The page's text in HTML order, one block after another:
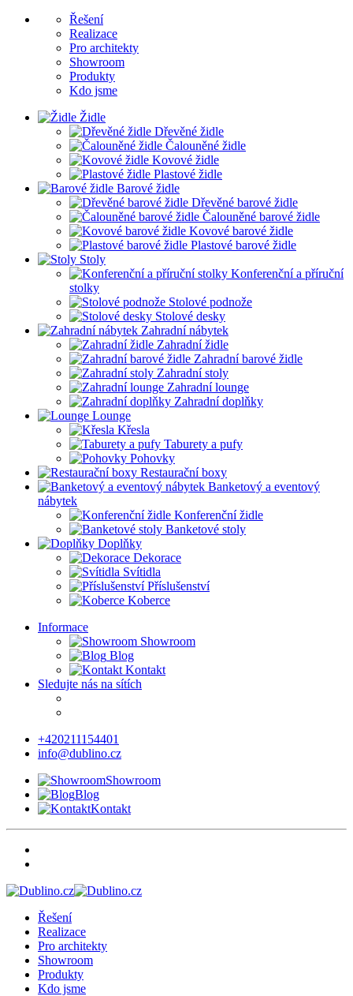
Řešení
Realizace
Pro architekty
Showroom
Produkty
Kdo jsme
Židle
Dřevěné židle
Čalouněné židle
Kovové židle
Plastové židle
Barové židle
Dřevěné barové židle
Čalouněné barové židle
Kovové barové židle
Plastové barové židle
Stoly
Konferenční a příruční
stolky
Stolové podnože
Stolové desky
Zahradní nábytek
Zahradní židle
Zahradní barové židle
Zahradní stoly
Zahradní lounge
Zahradní doplňky
Lounge
Křesla
Taburety a pufy
Pohovky
Restaurační boxy
Banketový a eventový
nábytek
Konferenční židle
Banketové stoly
Doplňky
Dekorace
Svítidla
Příslušenství
Koberce
Informace
Showroom
Blog
Kontakt
Sledujte nás na sítích
+420211154401
info@dublino.cz
Showroom
Blog
Kontakt
Řešení
Realizace
Pro architekty
Showroom
Produkty
Kdo jsme